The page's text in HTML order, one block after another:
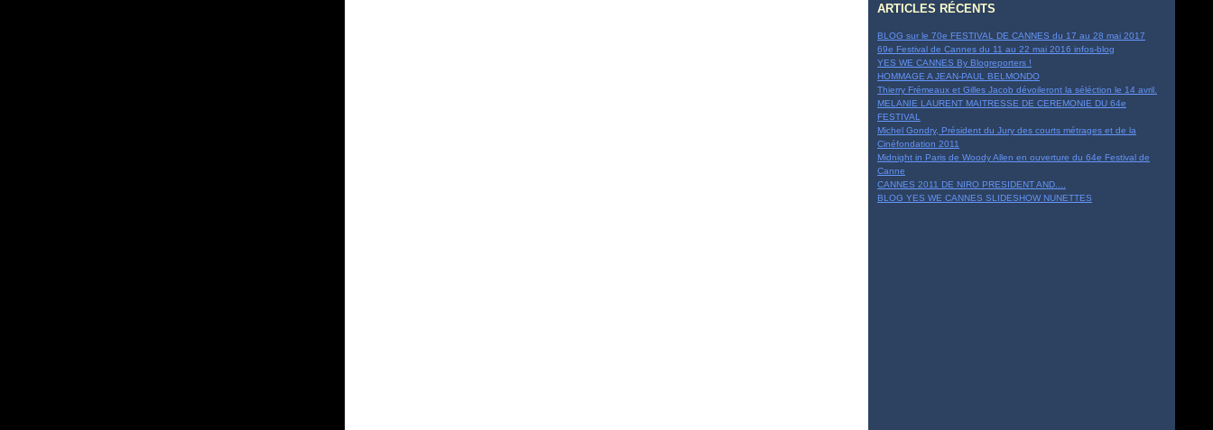
ARTICLES RÉCENTS
BLOG sur le 70e FESTIVAL DE CANNES du 17 au 28 mai 2017
69e Festival de Cannes du 11 au 22 mai 2016 infos-blog
YES WE CANNES By Blogreporters !
HOMMAGE A JEAN-PAUL BELMONDO
Thierry Frémeaux et Gilles Jacob dévoileront la séléction le 14 avril.
MELANIE LAURENT MAITRESSE DE CEREMONIE DU 64e
FESTIVAL
Michel Gondry, Président du Jury des courts métrages et de la
Cinéfondation 2011
Midnight in Paris de Woody Allen en ouverture du 64e Festival de
Canne
CANNES 2011 DE NIRO PRESIDENT AND....
BLOG YES WE CANNES SLIDESHOW NUNETTES